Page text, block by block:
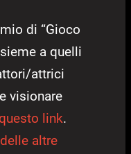
di “Gioco
a quelli
attrici
visionare
questo link.
altre